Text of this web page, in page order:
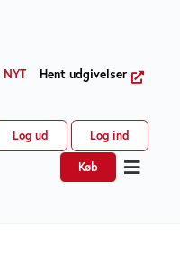
NYT Hent udgivelser
Log ud Log ind
Køb